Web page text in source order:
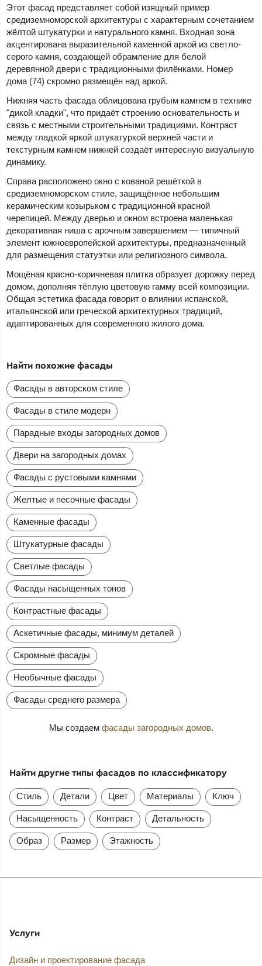
Этот фасад представляет собой изящный пример
средиземноморской архитектуры с характерным сочетанием
жёлтой штукатурки и натурального камня. Входная зона
акцентирована выразительной каменной аркой из светло-
серого камня, создающей обрамление для белой
деревянной двери с традиционными филёнками. Номер
дома (74) скромно размещён над аркой.
Нижняя часть фасада облицована грубым камнем в технике
"дикой кладки", что придаёт строению основательность и
связь с местными строительными традициями. Контраст
между гладкой яркой штукатуркой верхней части и
текстурным камнем нижней создаёт интересную визуальную
динамику.
Справа расположено окно с кованой решёткой в
средиземноморском стиле, защищённое небольшим
керамическим козырьком с традиционной красной
черепицей. Между дверью и окном встроена маленькая
декоративная ниша с арочным завершением — типичный
элемент южноевропейской архитектуры, предназначенный
для размещения статуэтки или религиозного символа.
Мощёная красно-коричневая плитка образует дорожку перед
домом, дополняя тёплую цветовую гамму всей композиции.
Общая эстетика фасада говорит о влиянии испанской,
итальянской или греческой архитектурных традиций,
адаптированных для современного жилого дома.
Найти похожие фасады
Фасады в авторском стиле
Фасады в стиле модерн
Парадные входы загородных домов
Двери на загородных домах
Фасады с рустовыми камнями
Желтые и песочные фасады
Каменные фасады
Штукатурные фасады
Светлые фасады
Фасады насыщенных тонов
Контрастные фасады
Аскетичные фасады, минимум деталей
Скромные фасады
Необычные фасады
Фасады среднего размера
Мы создаем фасады загородных домов.
Найти другие типы фасадов по классификатору
Стиль Детали Цвет Материалы Ключ
Насыщенность Контраст Детальность
Образ Размер Этажность
Услуги
Дизайн и проектирование фасада